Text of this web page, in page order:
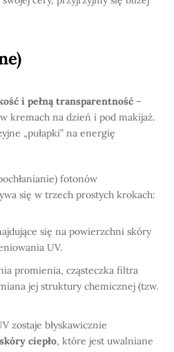
i pełną transparentność –
kremach na dzień i pod makijaż.
„pułapki” na energię
fotonów
się w trzech prostych krokach:
się na powierzchni skóry
UV.
promienia, cząsteczka filtra
jej struktury chemicznej (tzw.
zostaje błyskawicznie
ciepło, które jest uwalniane